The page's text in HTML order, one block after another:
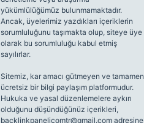
yükümlülüğümüz bulunmamaktadır.
Ancak, üyelerimiz yazdıkları içeriklerin
sorumluluğunu taşımakta olup, siteye üye
olarak bu sorumluluğu kabul etmiş
sayılırlar.
Sitemiz, kar amacı gütmeyen ve tamamen
ücretsiz bir bilgi paylaşım platformudur.
Hukuka ve yasal düzenlemelere aykırı
olduğunu düşündüğünüz içerikleri,
backlinkpanelicomtr@gmail.comadresine